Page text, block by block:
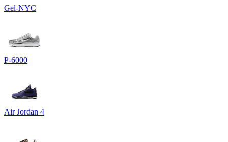
Gel-NYC
P-6000
Air Jordan 4